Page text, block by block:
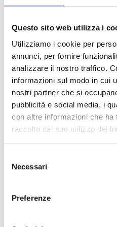
Questo sito web utilizza i
Utilizziamo i cookie per
annunci, per fornire
analizzare il nostro traffico.
informazioni sul modo in cui
nostri partner che si
pubblicità e social media, i
con altre informazioni che ha
raccolto dal suo utilizzo dei
delNecessari
Preferenze
travaillent dans le secteur
nouvelles opportunités
et les compétences des
des plusieurs activités
développementcentré sur
producteurs , qui permet la
l’alimentation, en contribuant
à l’amélioration des
rurales.
diversification alimentaire
y
que source privilégiée des
campagnes de